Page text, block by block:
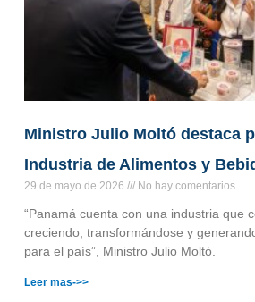
Ministro Julio Moltó destaca
Industria de Alimentos y
29 de mayo de 2026 No hay comentarios
“Panamá cuenta con una industria que
creciendo, transformándose y
para el país”, Ministro Julio Moltó.
Leer mas->>